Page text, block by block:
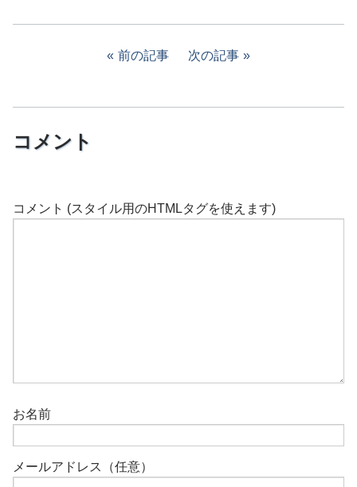
前の記事 次の記事
コメント
コメント (スタイル用のHTMLタグを使えます)
お名前
メールアドレス（任意）